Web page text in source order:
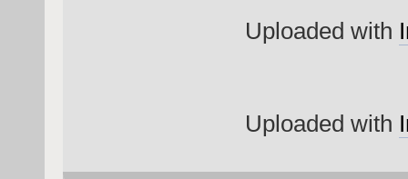
Uploaded with
Uploaded with